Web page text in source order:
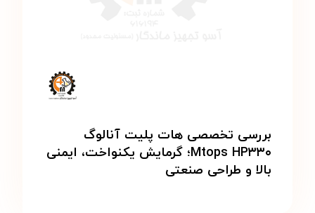
بررسی تخصصی هات پلیت آنالوگ
Mtops HP۳۳۰؛ گرمایش یکنواخت، ایمنی
بالا و طراحی صنعتی